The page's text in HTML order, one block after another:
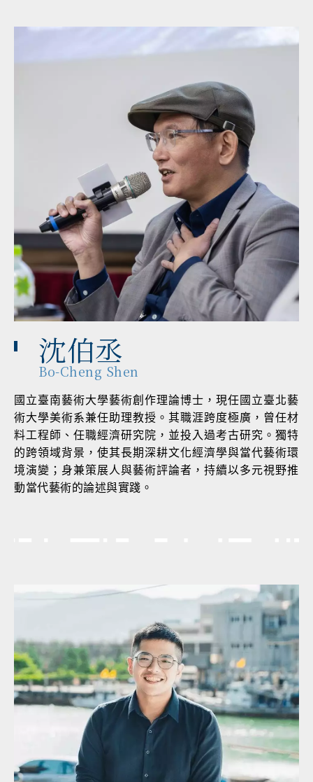
沈伯丞
Bo-Cheng Shen
國立臺南藝術大學藝術創作理論博士，現任國立臺北藝
術大學美術系兼任助理教授。其職涯跨度極廣，曾任材
料工程師、任職經濟研究院，並投入過考古研究。獨特
的跨領域背景，使其長期深耕文化經濟學與當代藝術環
境演變；身兼策展人與藝術評論者，持續以多元視野推
動當代藝術的論述與實踐。